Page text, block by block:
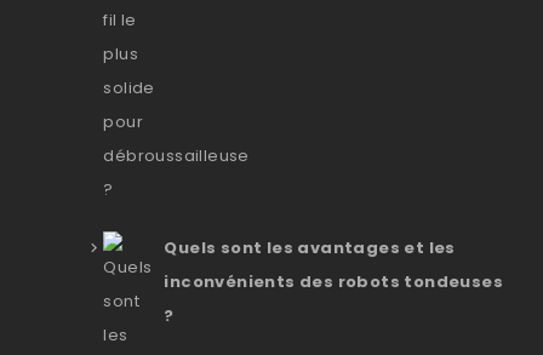
Quels sont les avantages et les
inconvénients des robots tondeuses
?